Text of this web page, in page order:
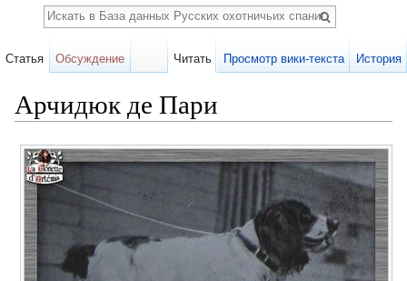
Арчидюк де Пари
Карточка
собаки
Статья Обсуждение Читать Просмотр вики-текста История
Поиск